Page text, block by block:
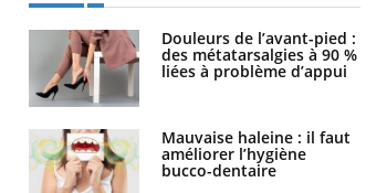
Douleurs de l’avant-pied :
des métatarsalgies à 90 %
liées à problème d’appui
Mauvaise haleine : il faut
améliorer l’hygiène
bucco-dentaire